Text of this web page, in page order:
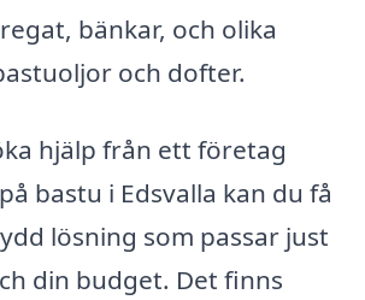
bänkar, och olika
och dofter.
hjälp från ett företag
bastu i Edsvalla kan du få
lösning som passar just
din budget. Det finns